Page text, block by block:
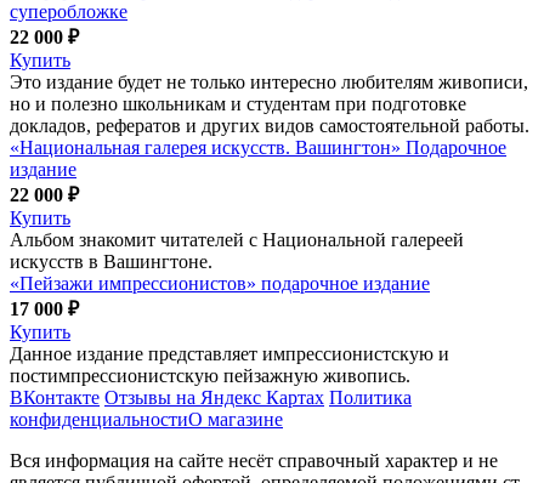
суперобложке
22 000 ₽
Купить
Это издание будет не только интересно любителям живописи,
но и полезно школьникам и студентам при подготовке
докладов, рефератов и других видов самостоятельной работы.
«Национальная галерея искусств. Вашингтон» Подарочное
издание
22 000 ₽
Купить
Альбом знакомит читателей с Национальной галереей
искусств в Вашингтоне.
«Пейзажи импрессионистов» подарочное издание
17 000 ₽
Купить
Данное издание представляет импрессионистскую и
постимпрессионистскую пейзажную живопись.
ВКонтакте Отзывы на Яндекс Картах Политика
конфиденциальностиО магазине
Вся информация на сайте несёт справочный характер и не